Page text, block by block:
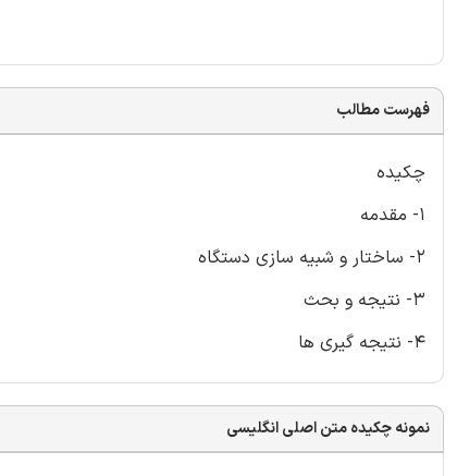
فهرست مطالب
چکیده
1- مقدمه
2- ساختار و شبیه سازی دستگاه
3- نتیجه و بحث
4- نتیجه گیری ها
نمونه چکیده متن اصلی انگلیسی